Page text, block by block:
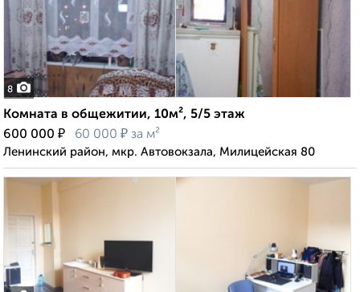
8
Комната в общежитии, 10м², 5/5 этаж
600 000 ₽ 60 000 ₽ за м²
Ленинский район, мкр. Автовокзала, Милицейская 80